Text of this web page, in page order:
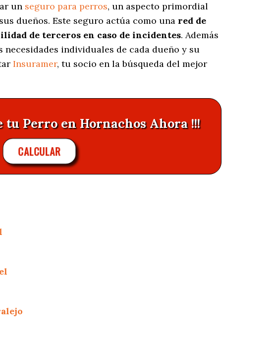
un seguro para perros, un aspecto primordial
dueños. Este seguro actúa como una red de
de terceros en caso de incidentes. Además
necesidades individuales de cada dueño y su
Insuramer, tu socio en la búsqueda del mejor
tu Perro en Hornachos Ahora !!!
CALCULAR